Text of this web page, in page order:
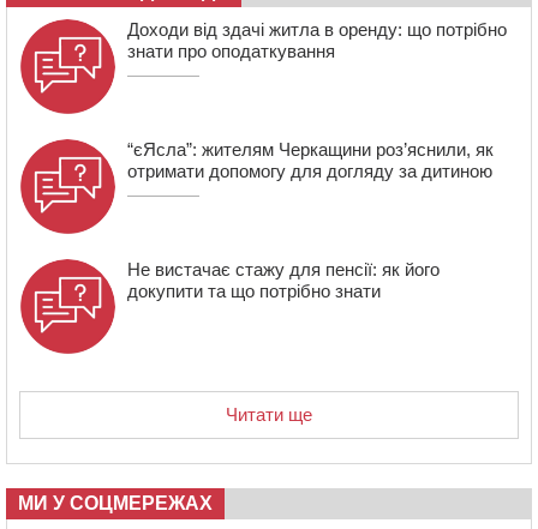
06 СЕРПНЯ 2026, ЧЕТВЕР
21:13
Вісім медалей, з яких чотири золоті: черкаські
спортсмени тріумфували на чемпіонаті України
Доходи від здачі житла в оренду: що потрібно
знати про оподаткування
“єЯсла”: жителям Черкащини роз’яснили, як
отримати допомогу для догляду за дитиною
Не вистачає стажу для пенсії: як його
докупити та що потрібно знати
Читати ще
МИ У СОЦМЕРЕЖАХ